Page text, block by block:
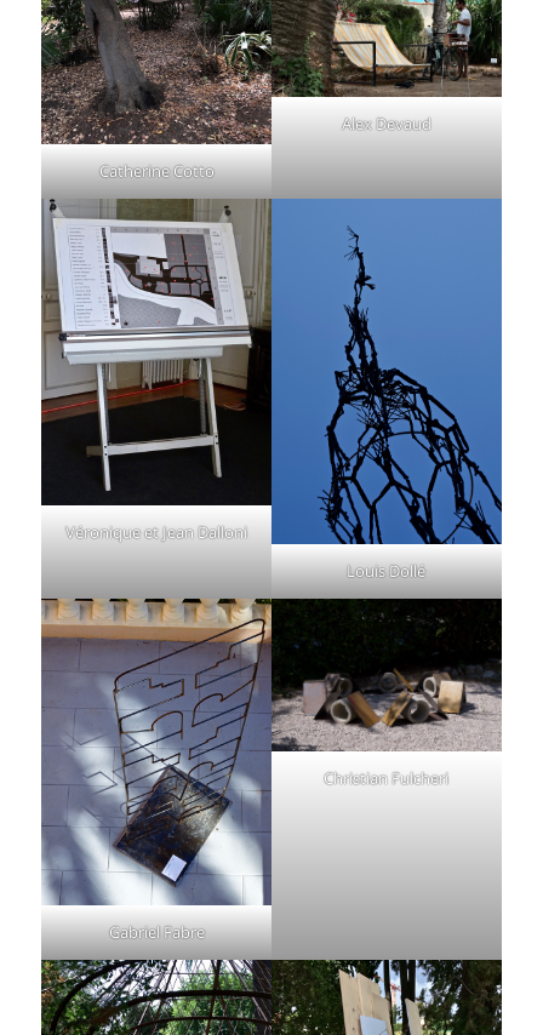
Catherine Cotto
Alex Devaud
Véronique et Jean Dalloni
Louis Dollé
Gabriel Fabre
Christian Fulcheri